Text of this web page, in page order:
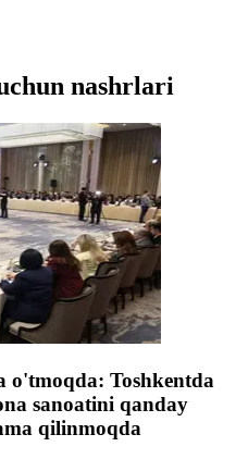
nashrlari
o'tmoqda: Toshkentda
sanoatini qanday
qilinmoqda